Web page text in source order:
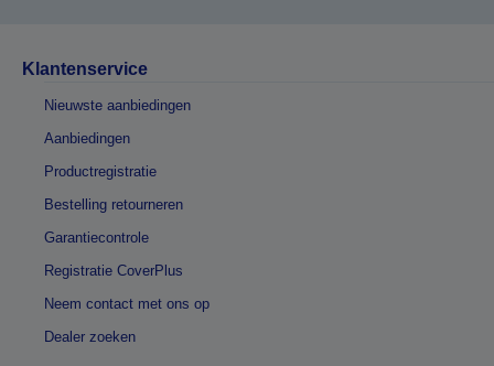
Klantenservice
Nieuwste aanbiedingen
Aanbiedingen
Productregistratie
Bestelling retourneren
Garantiecontrole
Registratie CoverPlus
Neem contact met ons op
Dealer zoeken